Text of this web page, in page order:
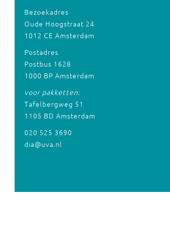
Bezoekadres
Oude Hoogstraat 24
1012 CE Amsterdam
Postadres
Postbus 1628
1000 BP Amsterdam
voor pakketten:
Tafelbergweg 51
1105 BD Amsterdam
020 525 3690
dia@uva.nl